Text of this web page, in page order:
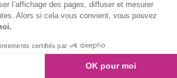
Avantages fidélité